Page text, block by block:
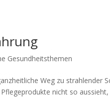
Gesundheitsthemen
Weg zu strahlender
nicht so